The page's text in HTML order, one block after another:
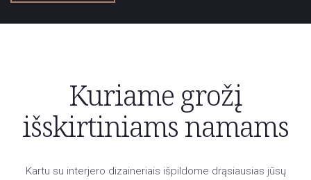
Kuriame grožį
išskirtiniams namams
Kartu su interjero dizaineriais išpildome drąsiausias jūsų